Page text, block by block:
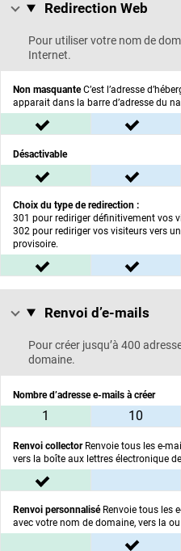
Redirection Web
Redirection Web :
Pour utiliser votre nom de
Internet.
Non masquanteC’est l’adresse
apparait dans la barre d’adresse du
inclus dans l'offre
Désactivable
inclus dans l'offre
Choix du type de redirection :
301 pour rediriger définitivement vos
302 pour rediriger vos visiteurs vers
provisoire.
inclus dans l'offre
Renvoi d’e-mails
Renvoi d’e-mails :
Pour créer jusqu’à 400
domaine.
Nombre d’adresse e-mails à créer
1 dans l'offre BASIC
10dans
Renvoi collectorRenvoie tous les e-
vers la boîte aux lettres électronique
Renvoi personnaliséRenvoie tous les
avec votre nom de domaine, vers la